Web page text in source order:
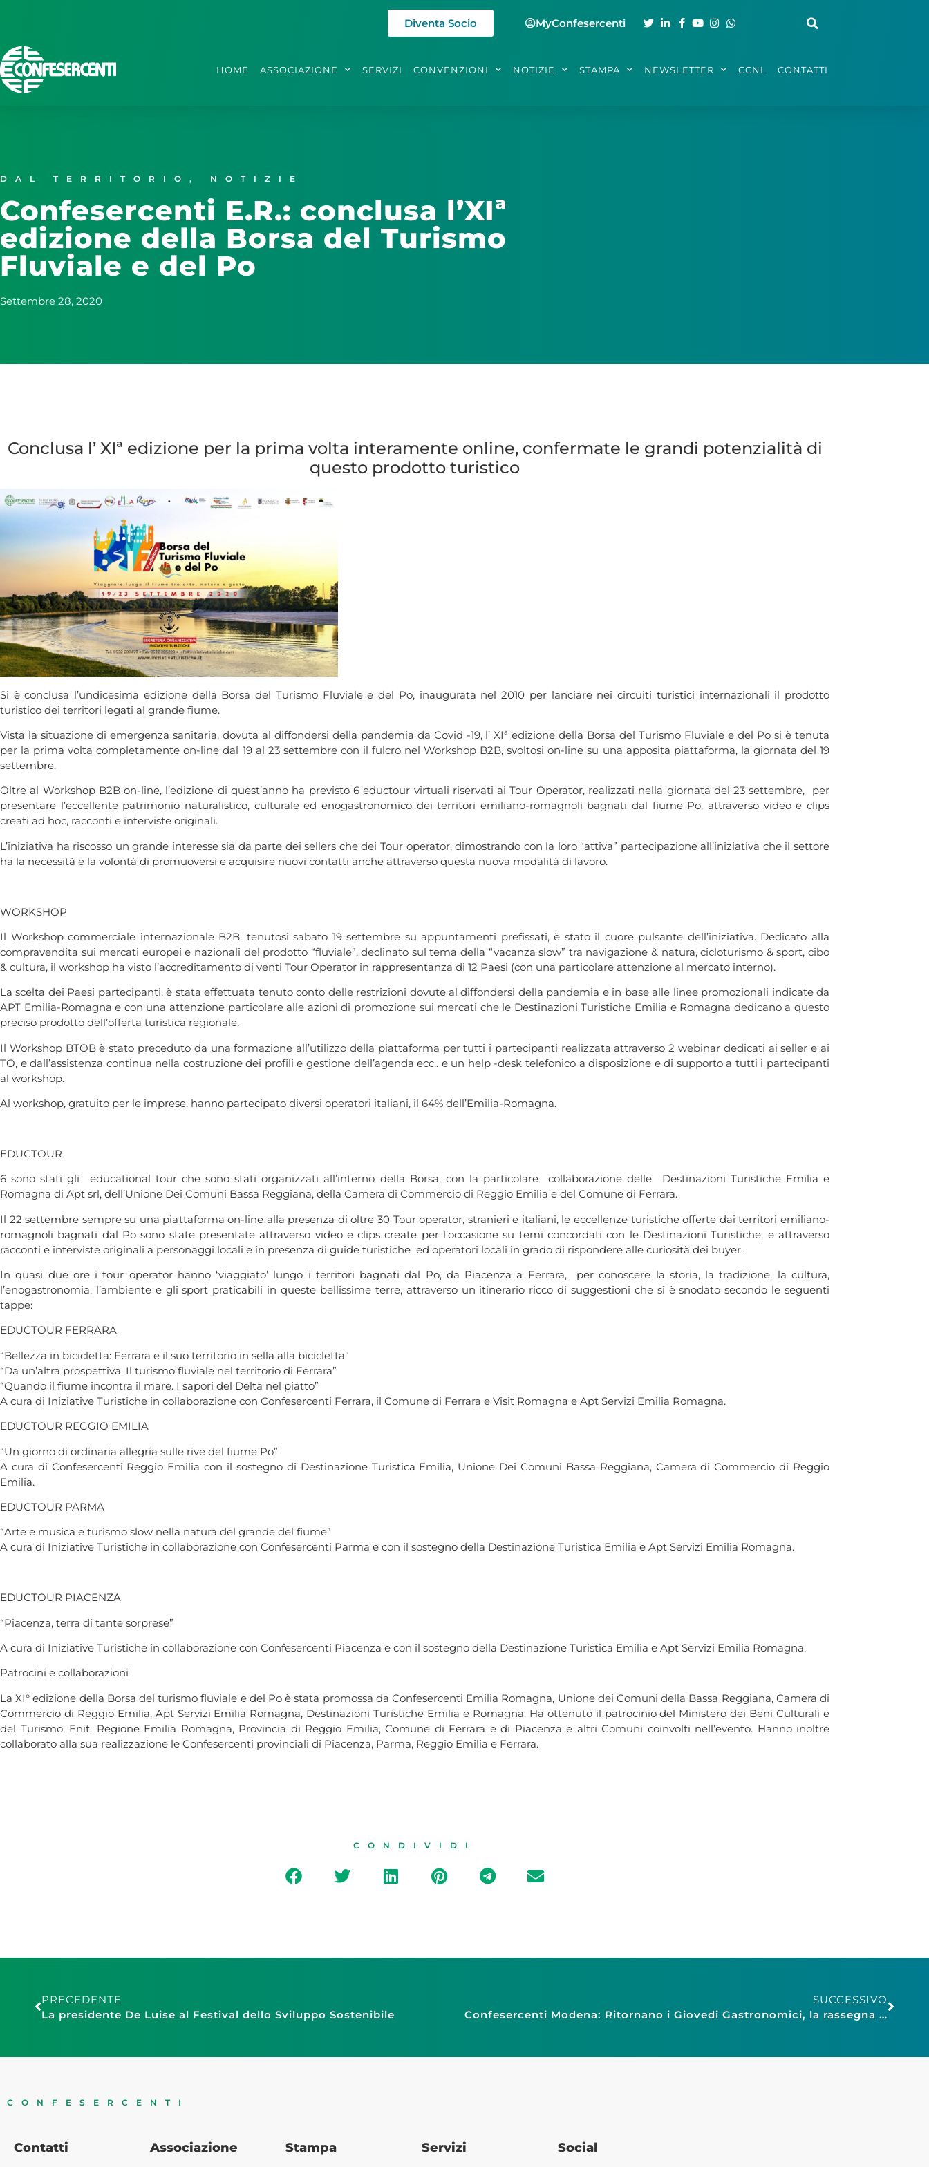
Diventa Socio MyConfesercenti
HOME ASSOCIAZIONE SERVIZI CONVENZIONI NOTIZIE STAMPA NEWSLETTER CCNL CONTATTI
DAL TERRITORIO , NOTIZIE
Confesercenti E.R.: conclusa l’XIª
edizione della Borsa del Turismo
Fluviale e del Po
Settembre 28, 2020
Conclusa l’ XIª edizione per la prima volta interamente online, confermate le grandi potenzialità di
questo prodotto turistico
Si è conclusa l’undicesima edizione della Borsa del Turismo Fluviale e del Po, inaugurata nel 2010 per lanciare nei circuiti turistici internazionali il prodotto
turistico dei territori legati al grande fiume.
Vista la situazione di emergenza sanitaria, dovuta al diffondersi della pandemia da Covid -19, l’ XIª edizione della Borsa del Turismo Fluviale e del Po si è tenuta
per la prima volta completamente on-line dal 19 al 23 settembre con il fulcro nel Workshop B2B, svoltosi on-line su una apposita piattaforma, la giornata del 19
settembre.
Oltre al Workshop B2B on-line, l’edizione di quest’anno ha previsto 6 eductour virtuali riservati ai Tour Operator, realizzati nella giornata del 23 settembre, per
presentare l’eccellente patrimonio naturalistico, culturale ed enogastronomico dei territori emiliano-romagnoli bagnati dal fiume Po, attraverso video e clips
creati ad hoc, racconti e interviste originali.
L’iniziativa ha riscosso un grande interesse sia da parte dei sellers che dei Tour operator, dimostrando con la loro “attiva” partecipazione all’iniziativa che il settore
ha la necessità e la volontà di promuoversi e acquisire nuovi contatti anche attraverso questa nuova modalità di lavoro.
WORKSHOP
Il Workshop commerciale internazionale B2B, tenutosi sabato 19 settembre su appuntamenti prefissati, è stato il cuore pulsante dell’iniziativa. Dedicato alla
compravendita sui mercati europei e nazionali del prodotto “fluviale”, declinato sul tema della “vacanza slow” tra navigazione & natura, cicloturismo & sport, cibo
& cultura, il workshop ha visto l’accreditamento di venti Tour Operator in rappresentanza di 12 Paesi (con una particolare attenzione al mercato interno).
La scelta dei Paesi partecipanti, è stata effettuata tenuto conto delle restrizioni dovute al diffondersi della pandemia e in base alle linee promozionali indicate da
APT Emilia-Romagna e con una attenzione particolare alle azioni di promozione sui mercati che le Destinazioni Turistiche Emilia e Romagna dedicano a questo
preciso prodotto dell’offerta turistica regionale.
Il Workshop BTOB è stato preceduto da una formazione all’utilizzo della piattaforma per tutti i partecipanti realizzata attraverso 2 webinar dedicati ai seller e ai
TO, e dall’assistenza continua nella costruzione dei profili e gestione dell’agenda ecc.. e un help -desk telefonico a disposizione e di supporto a tutti i partecipanti
al workshop.
Al workshop, gratuito per le imprese, hanno partecipato diversi operatori italiani, il 64% dell’Emilia-Romagna.
EDUCTOUR
6 sono stati gli educational tour che sono stati organizzati all’interno della Borsa, con la particolare collaborazione delle Destinazioni Turistiche Emilia e
Romagna di Apt srl, dell’Unione Dei Comuni Bassa Reggiana, della Camera di Commercio di Reggio Emilia e del Comune di Ferrara.
Il 22 settembre sempre su una piattaforma on-line alla presenza di oltre 30 Tour operator, stranieri e italiani, le eccellenze turistiche offerte dai territori emiliano-
romagnoli bagnati dal Po sono state presentate attraverso video e clips create per l’occasione su temi concordati con le Destinazioni Turistiche, e attraverso
racconti e interviste originali a personaggi locali e in presenza di guide turistiche ed operatori locali in grado di rispondere alle curiosità dei buyer.
In quasi due ore i tour operator hanno ‘viaggiato’ lungo i territori bagnati dal Po, da Piacenza a Ferrara, per conoscere la storia, la tradizione, la cultura,
l’enogastronomia, l’ambiente e gli sport praticabili in queste bellissime terre, attraverso un itinerario ricco di suggestioni che si è snodato secondo le seguenti
tappe:
EDUCTOUR FERRARA
“Bellezza in bicicletta: Ferrara e il suo territorio in sella alla bicicletta”
“Da un’altra prospettiva. Il turismo fluviale nel territorio di Ferrara”
“Quando il fiume incontra il mare. I sapori del Delta nel piatto”
A cura di Iniziative Turistiche in collaborazione con Confesercenti Ferrara, il Comune di Ferrara e Visit Romagna e Apt Servizi Emilia Romagna.
EDUCTOUR REGGIO EMILIA
“Un giorno di ordinaria allegria sulle rive del fiume Po”
A cura di Confesercenti Reggio Emilia con il sostegno di Destinazione Turistica Emilia, Unione Dei Comuni Bassa Reggiana, Camera di Commercio di Reggio
Emilia.
EDUCTOUR PARMA
“Arte e musica e turismo slow nella natura del grande del fiume”
A cura di Iniziative Turistiche in collaborazione con Confesercenti Parma e con il sostegno della Destinazione Turistica Emilia e Apt Servizi Emilia Romagna.
EDUCTOUR PIACENZA
“Piacenza, terra di tante sorprese”
A cura di Iniziative Turistiche in collaborazione con Confesercenti Piacenza e con il sostegno della Destinazione Turistica Emilia e Apt Servizi Emilia Romagna.
Patrocini e collaborazioni
La XI° edizione della Borsa del turismo fluviale e del Po è stata promossa da Confesercenti Emilia Romagna, Unione dei Comuni della Bassa Reggiana, Camera di
Commercio di Reggio Emilia, Apt Servizi Emilia Romagna, Destinazioni Turistiche Emilia e Romagna. Ha ottenuto il patrocinio del Ministero dei Beni Culturali e
del Turismo, Enit, Regione Emilia Romagna, Provincia di Reggio Emilia, Comune di Ferrara e di Piacenza e altri Comuni coinvolti nell’evento. Hanno inoltre
collaborato alla sua realizzazione le Confesercenti provinciali di Piacenza, Parma, Reggio Emilia e Ferrara.
CONDIVIDI
PRECEDENTE
La presidente De Luise al Festival dello Sviluppo Sostenibile
SUCCESSIVO
Confesercenti Modena: Ritornano i Giovedi Gastronomici, la rassegna ideata e promossa da FIEPET
CONFESERCENTI
Contatti Associazione Stampa Servizi Social